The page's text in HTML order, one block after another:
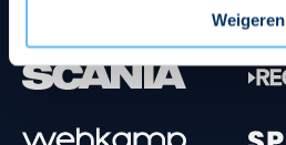
Weigeren